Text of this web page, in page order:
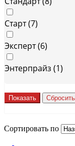
Старт (7)
Эксперт (6)
Энтерпрайз (1)
Сортировать по